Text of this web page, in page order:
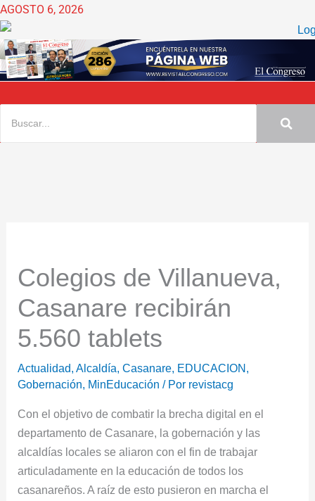
Ir
al
contenido
AGOSTO 6, 2026
Colegios de Villanueva,
Casanare recibirán
5.560 tablets
Actualidad,Alcaldía,Casanare, EDUCACION,
Gobernación, MinEducación / Por revistacg
Con el objetivo de combatir la brecha digital en el
departamento de Casanare, la gobernación y las
alcaldías locales se aliaron con el fin de trabajar
articuladamente en la educación de todos los
casanareños. A raíz de esto pusieron en marcha el